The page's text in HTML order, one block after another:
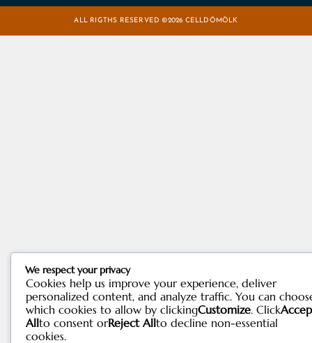
ALL RIGTHS RESERVED ©2026 CELLDÖMÖLK
We respect your privacy
Cookies help us improve your experience, deliver
personalized content, and analyze traffic. You can
which cookies to allow by clickingCustomize. Click
Allto consent orReject Allto decline non-essential
cookies.